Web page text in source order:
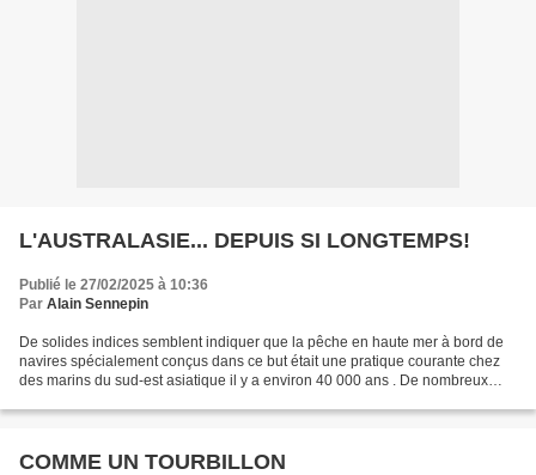
L'AUSTRALASIE... DEPUIS SI LONGTEMPS!
Publié le 27/02/2025 à 10:36
Par Alain Sennepin
De solides indices semblent indiquer que la pêche en haute mer à bord de
navires spécialement conçus dans ce but était une pratique courante chez
des marins du sud-est asiatique il y a environ 40 000 ans . De nombreux
COMME UN TOURBILLON